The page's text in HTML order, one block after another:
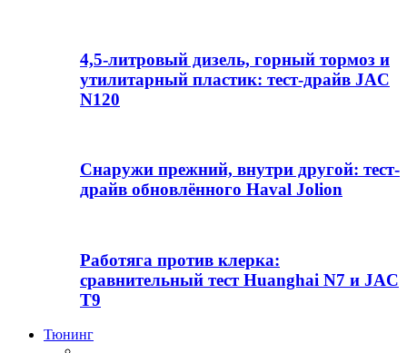
4,5-литровый дизель, горный тормоз и
утилитарный пластик: тест-драйв JAC
N120
Снаружи прежний, внутри другой: тест-
драйв обновлённого Haval Jolion
Работяга против клерка:
сравнительный тест Huanghai N7 и JAC
T9
Тюнинг